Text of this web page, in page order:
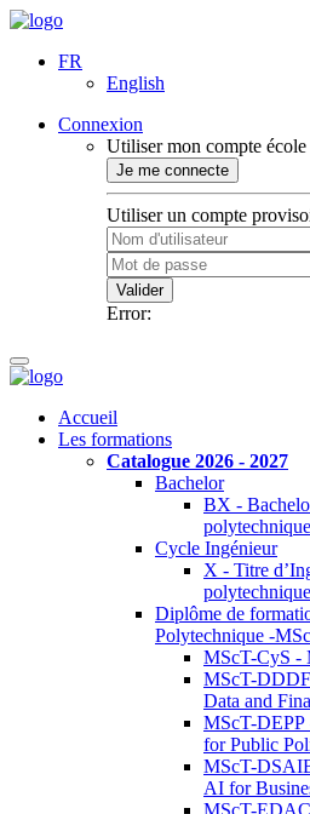
FR
English
Connexion
Utiliser mon compte école
Je me connecte
Utiliser un compte
Valider
Error:
Accueil
Les formations
Catalogue 2026 - 2027
Bachelor
BX -
polytechnique
Cycle Ingénieur
X - Titre
polytechnique
Diplôme de
Polytechnique -
MScT-CyS -
MScT-
Data and
MScT-DEPP
for Public
MScT-
AI for
MScT-